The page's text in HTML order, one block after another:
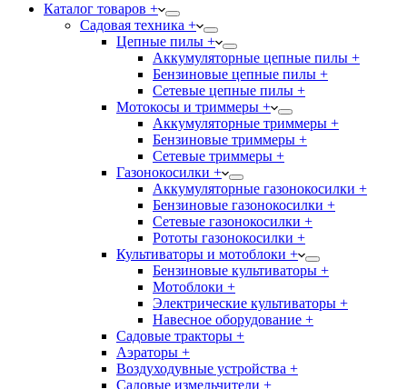
Каталог товаров +
Садовая техника +
Цепные пилы +
Аккумуляторные цепные пилы +
Бензиновые цепные пилы +
Сетевые цепные пилы +
Мотокосы и триммеры +
Аккумуляторные триммеры +
Бензиновые триммеры +
Сетевые триммеры +
Газонокосилки +
Аккумуляторные газонокосилки +
Бензиновые газонокосилки +
Сетевые газонокосилки +
Рототы газонокосилки +
Культиваторы и мотоблоки +
Бензиновые культиваторы +
Мотоблоки +
Электрические культиваторы +
Навесное оборудование +
Садовые тракторы +
Аэраторы +
Воздуходувные устройства +
Садовые измельчители +